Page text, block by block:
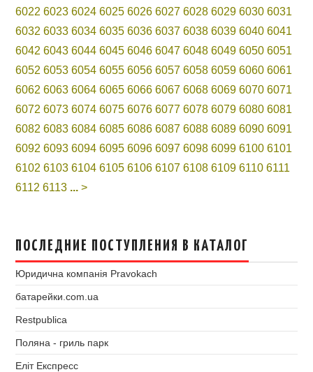
6022 6023 6024 6025 6026 6027 6028 6029 6030 6031
6032 6033 6034 6035 6036 6037 6038 6039 6040 6041
6042 6043 6044 6045 6046 6047 6048 6049 6050 6051
6052 6053 6054 6055 6056 6057 6058 6059 6060 6061
6062 6063 6064 6065 6066 6067 6068 6069 6070 6071
6072 6073 6074 6075 6076 6077 6078 6079 6080 6081
6082 6083 6084 6085 6086 6087 6088 6089 6090 6091
6092 6093 6094 6095 6096 6097 6098 6099 6100 6101
6102 6103 6104 6105 6106 6107 6108 6109 6110 6111
6112 6113 ... >
ПОСЛЕДНИЕ ПОСТУПЛЕНИЯ В КАТАЛОГ
Юридична компанія Pravokach
батарейки.com.ua
Restpublica
Поляна - гриль парк
Еліт Експресс